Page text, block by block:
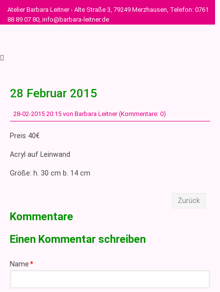
Atelier Barbara Leitner - Alte Straße 3, 79249 Merzhausen, Telefon: 0761
88 89 07 80, info@barbara-leitner.de
28 Februar 2015
28-02-2015 20:15 von Barbara Leitner (Kommentare: 0)
Preis 40€
Acryl auf Leinwand
Größe: h. 30 cm b. 14 cm
Zurück
Kommentare
Einen Kommentar schreiben
Pflichtfeld
Name*